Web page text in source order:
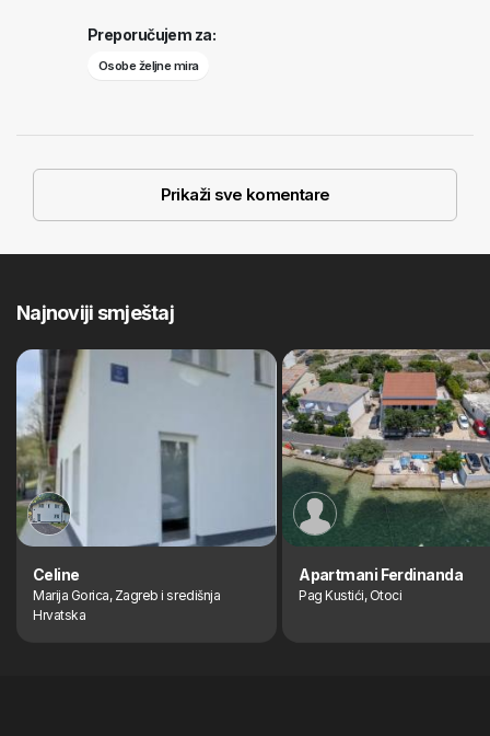
Preporučujem za:
Osobe željne mira
Prikaži sve komentare
Najnoviji smještaj
Celine
Marija Gorica, Zagreb i središnja
Hrvatska
Apartmani Ferdinanda
Pag Kustići, Otoci